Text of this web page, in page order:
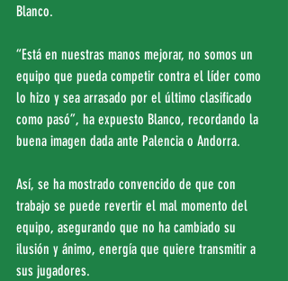
Blanco.
“Está en nuestras manos mejorar, no somos un
equipo que pueda competir contra el líder como
lo hizo y sea arrasado por el último clasificado
como pasó”, ha expuesto Blanco, recordando la
buena imagen dada ante Palencia o Andorra.
Así, se ha mostrado convencido de que con
trabajo se puede revertir el mal momento del
equipo, asegurando que no ha cambiado su
ilusión y ánimo, energía que quiere transmitir a
sus jugadores.